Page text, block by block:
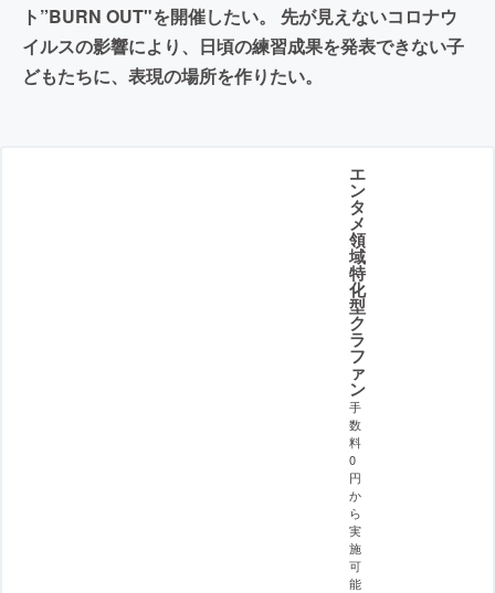
ト”BURN OUT"を開催したい。 先が見えないコロナウ
イルスの影響により、日頃の練習成果を発表できない子
どもたちに、表現の場所を作りたい。
エ
ン
タ
メ
領
域
特
化
型
ク
ラ
フ
ァ
ン
手
数
料
0
円
か
ら
実
施
可
能